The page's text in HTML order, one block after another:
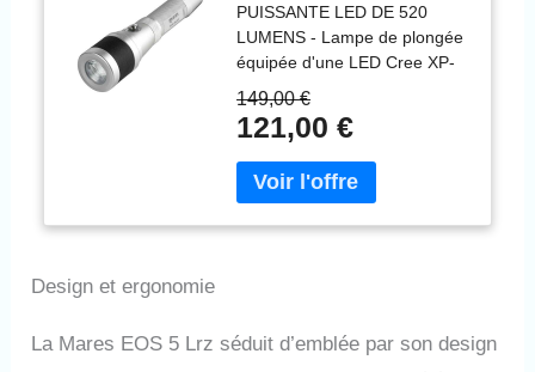
rechargeable USB,
autonomie 135min,
faisceau réglable,
interrupteur
magnétique, étui inclus
120m
PUISSANTE LED DE 520
LUMENS - Lampe de plongée
équipée d'une LED Cree XP-
G2 délivrant 520 lumens pour
une visibilité maximale sous-
marine jusqu'à 120m de
profondeur. Lumière
constante et puissante avec
ajustable par rotation de la
149,00 €
121,00 €
Design et ergonomie
La Mares EOS 5 Lrz séduit d’emblée par son design